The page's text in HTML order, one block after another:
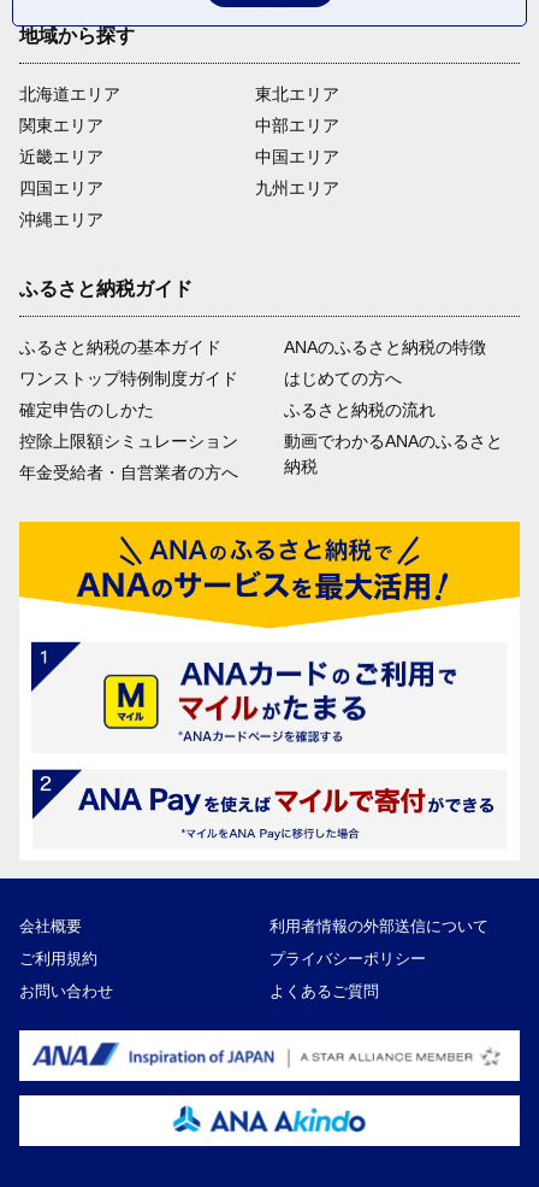
地域から探す
北海道エリア
関東エリア
近畿エリア
四国エリア
沖縄エリア
東北エリア
中部エリア
中国エリア
九州エリア
ふるさと納税ガイド
ふるさと納税の基本ガイド
ワンストップ特例制度ガイド
確定申告のしかた
控除上限額シミュレーション
年金受給者・自営業者の方へ
ANAのふるさと納税の特徴
はじめての方へ
ふるさと納税の流れ
動画でわかるANAのふるさと
納税
会社概要
利用者情報の外部送信について
ご利用規約
プライバシーポリシー
お問い合わせ
よくあるご質問